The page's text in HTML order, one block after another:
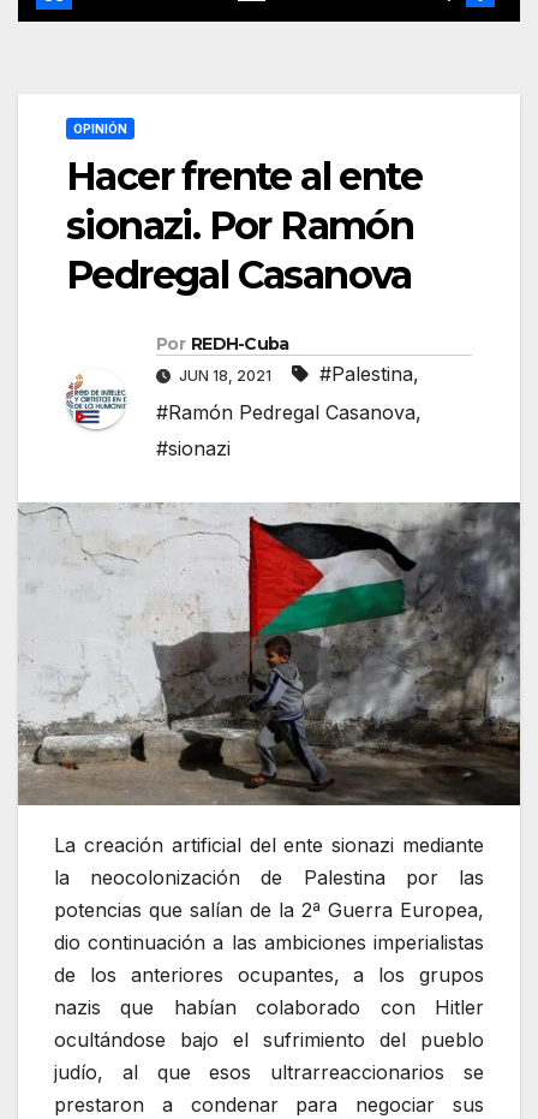
OPINIÓN
Hacer frente al ente
sionazi. Por Ramón
Pedregal Casanova
Por REDH-Cuba
JUN 18, 2021 #Palestina,
#Ramón Pedregal Casanova,
#sionazi
La creación artificial del ente sionazi mediante
la neocolonización de Palestina por las
potencias que salían de la 2ª Guerra Europea,
dio continuación a las ambiciones imperialistas
de los anteriores ocupantes, a los grupos
nazis que habían colaborado con Hitler
ocultándose bajo el sufrimiento del pueblo
judío, al que esos ultrarreaccionarios se
prestaron a condenar para negociar sus